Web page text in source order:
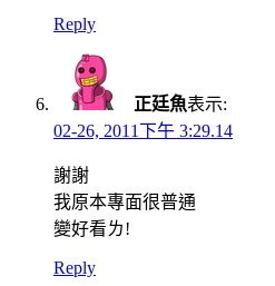
Reply
正廷魚表示:
02-26, 2011下午 3:29.14
謝謝
我原本專面很普通
變好看ㄌ!
Reply